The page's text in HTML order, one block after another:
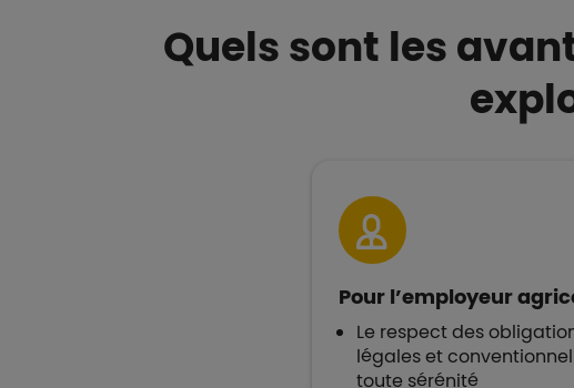
Quels sont les
Pour l’employeur
Le respect des
légales et
toute sérénité